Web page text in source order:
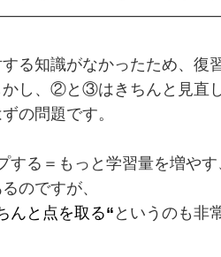
る知識がなかったため、復
かし、②と③はきちんと見直
の問題です。
する＝もっと学習量を増や
のですが、
んと点を取る“ というのも非